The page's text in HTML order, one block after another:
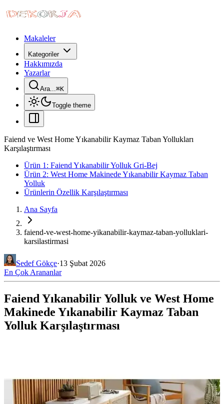
Makaleler
Kategoriler
Hakkımızda
Yazarlar
Ara...⌘K
Toggle theme
Faiend ve West Home Yıkanabilir Kaymaz Taban Yollukları
Karşılaştırması
Ürün 1: Faiend Yıkanabilir Yolluk Gri-Bej
Ürün 2: West Home Makinede Yıkanabilir Kaymaz Taban
Yolluk
Ürünlerin Özellik Karşılaştırması
Ana Sayfa
faiend-ve-west-home-yikanabilir-kaymaz-taban-yolluklari-
karsilastirmasi
Sedef Gökçe·13 Şubat 2026
En Çok Arananlar
Faiend Yıkanabilir Yolluk ve West Home
Makinede Yıkanabilir Kaymaz Taban
Yolluk Karşılaştırması